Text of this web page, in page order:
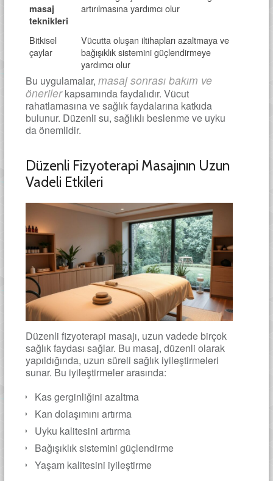
masaj
teknikleri
artırılmasına yardımcı olur
Bitkisel
çaylar
Vücutta oluşan iltihapları azaltmaya ve
bağışıklık sistemini güçlendirmeye
yardımcı olur
Bu uygulamalar, masaj sonrası bakım ve
önerilerkapsamında faydalıdır. Vücut
rahatlamasına ve sağlık faydalarına katkıda
bulunur. Düzenli su, sağlıklı beslenme ve uyku
da önemlidir.
Düzenli Fizyoterapi Masajının Uzun
Vadeli Etkileri
Düzenli fizyoterapi masajı, uzun vadede birçok
sağlık faydası sağlar. Bu masaj, düzenli olarak
yapıldığında, uzun süreli sağlık iyileştirmeleri
sunar. Bu iyileştirmeler arasında:
Kas gerginliğini azaltma
Kan dolaşımını artırma
Uyku kalitesini artırma
Bağışıklık sistemini güçlendirme
Yaşam kalitesini iyileştirme